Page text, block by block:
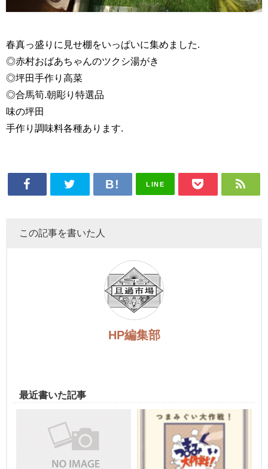
春真っ盛りに見せ棚をいっぱいに集めました.
◎赤村おばあちゃんのツクシ湯がき
◎坪田手作り高菜
◎合馬筍.朝彫り特選品
味の坪田
手作り調味料各種あります.
LINE
この記事を書いた人
HP編集部
最近書いた記事